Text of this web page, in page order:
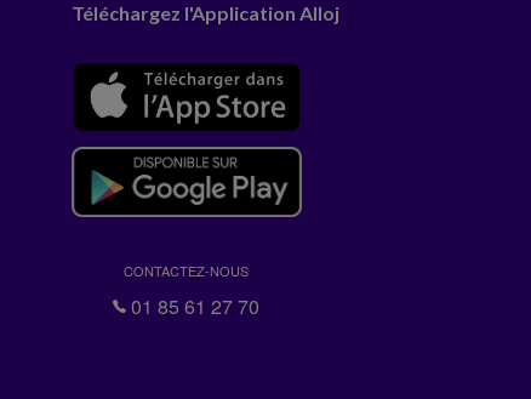
Téléchargez l'Application Alloj
CONTACTEZ-NOUS
01 85 61 27 70